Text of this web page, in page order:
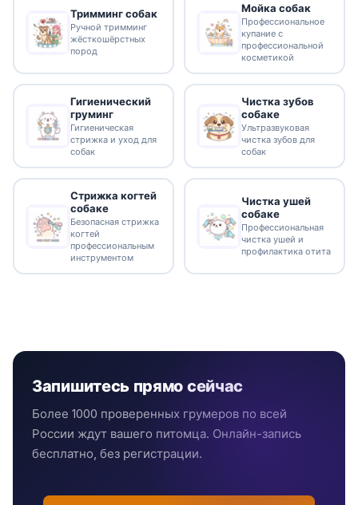
Тримминг собак
Ручной тримминг
жёсткошёрстных
пород
Мойка собак
Профессиональное
купание с
профессиональной
косметикой
Гигиенический
груминг
Гигиеническая
стрижка и уход для
собак
Чистка зубов
собаке
Ультразвуковая
чистка зубов для
собак
Стрижка когтей
собаке
Безопасная стрижка
когтей
профессиональным
инструментом
Чистка ушей
собаке
Профессиональная
чистка ушей и
профилактика отита
Запишитесь прямо сейчас
Более 1000 проверенных грумеров по всей
России ждут вашего питомца. Онлайн-запись
бесплатно, без регистрации.